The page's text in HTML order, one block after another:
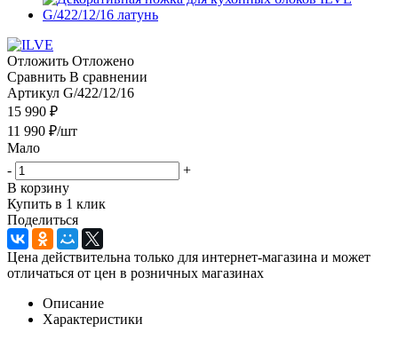
Отложить Отложено
Сравнить В сравнении
Артикул G/422/12/16
15 990 ₽
11 990 ₽/шт
Мало
-
+
В корзину
Купить в 1 клик
Поделиться
Цена действительна только для интернет-магазина и может
отличаться от цен в розничных магазинах
Описание
Характеристики